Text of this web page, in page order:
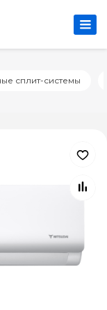
сплит-системы